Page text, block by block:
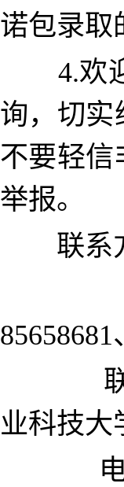
诺包录取
4.欢
询，切实
不要轻信
举报。
联系
85658681
联
业科技大
电